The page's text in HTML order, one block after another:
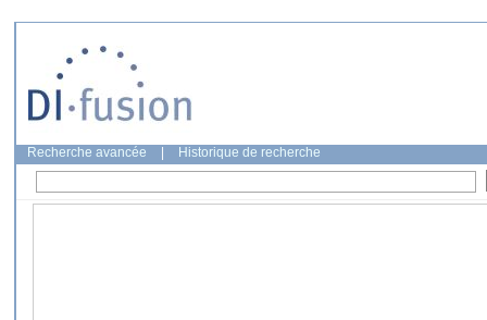
Recherche avancée Historique de recherche